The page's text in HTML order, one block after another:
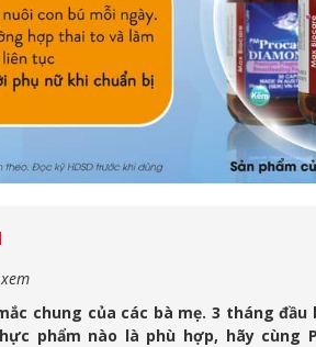
chung của các bà mẹ. 3 tháng đầu
phẩm nào là phù hợp, hãy cùng